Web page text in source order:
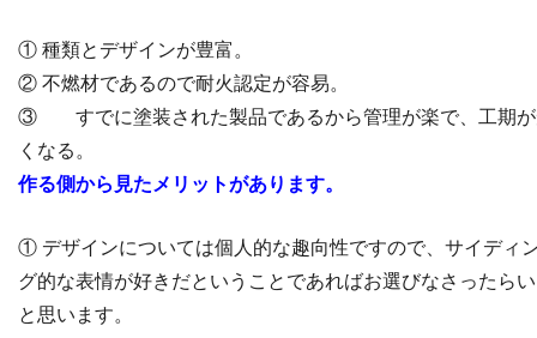
① 種類とデザインが豊富。
② 不燃材であるので耐火認定が容易。
③ すでに塗装された製品であるから管理が楽で、工期
くなる。
作る側から見たメリットがあります。
① デザインについては個人的な趣向性ですので、サイディ
グ的な表情が好きだということであればお選びなさったら
と思います。